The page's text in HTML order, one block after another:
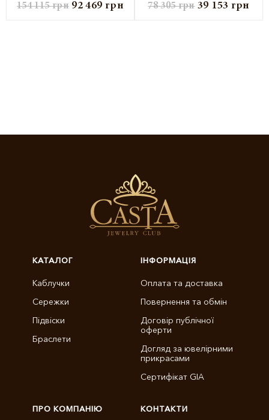
154 115грн 92 469 грн 78 305грн 39 153 грн
КАТАЛОГ
Каблучки
Сережки
Підвіски
Браслети
ІНФОРМАЦІЯ
Оплата та доставка
Повернення та обмін
Договір публічної
оферти
Догляд за ювелірними
прикрасами
Сертифікат GIA
ПРО КОМПАНІЮ КОНТАКТИ